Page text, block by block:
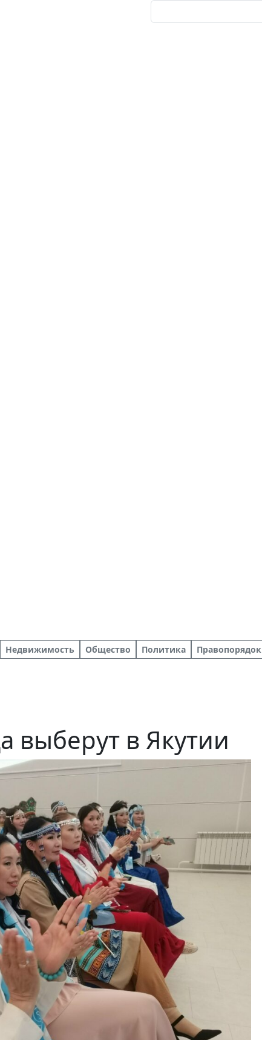
Недвижимость Общество Политика Правопорядок
выберут в Якутии